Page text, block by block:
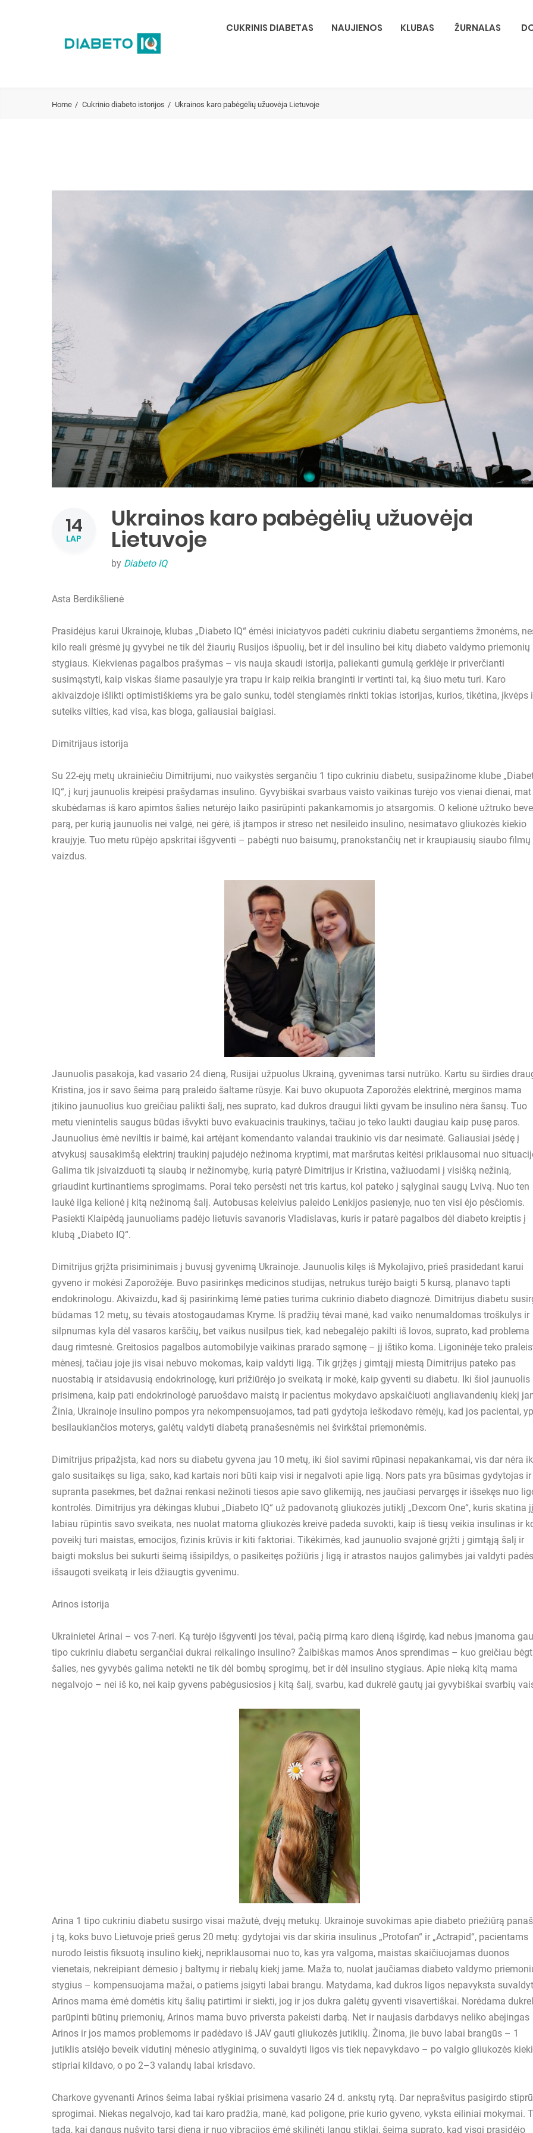
CUKRINIS DIABETAS NAUJIENOS KLUBAS ŽURNALAS
Home Cukrinio diabeto istorijos Ukrainos karo pabėgėlių užuovėja Lietuvoje
14
LAP
Ukrainos karo pabėgėlių užuovėja
Lietuvoje
by Diabeto IQ
Asta Berdikšlienė
Prasidėjus karui Ukrainoje, klubas „Diabeto IQ“ ėmėsi iniciatyvos padėti cukriniu diabetu sergantiems žmonėms,
kilo reali grėsmė jų gyvybei ne tik dėl žiaurių Rusijos išpuolių, bet ir dėl insulino bei kitų diabeto valdymo priemonių
stygiaus. Kiekvienas pagalbos prašymas – vis nauja skaudi istorija, paliekanti gumulą gerklėje ir priverčianti
susimąstyti, kaip viskas šiame pasaulyje yra trapu ir kaip reikia branginti ir vertinti tai, ką šiuo metu turi. Karo
akivaizdoje išlikti optimistiškiems yra be galo sunku, todėl stengiamės rinkti tokias istorijas, kurios, tikėtina, įkvėps
suteiks vilties, kad visa, kas bloga, galiausiai baigiasi.
Dimitrijaus istorija
Su 22-ejų metų ukrainiečiu Dimitrijumi, nuo vaikystės sergančiu 1 tipo cukriniu diabetu, susipažinome klube
IQ“, į kurį jaunuolis kreipėsi prašydamas insulino. Gyvybiškai svarbaus vaisto vaikinas turėjo vos vienai dienai, mat
skubėdamas iš karo apimtos šalies neturėjo laiko pasirūpinti pakankamomis jo atsargomis. O kelionė užtruko
parą, per kurią jaunuolis nei valgė, nei gėrė, iš įtampos ir streso net nesileido insulino, nesimatavo gliukozės kiekio
kraujyje. Tuo metu rūpėjo apskritai išgyventi – pabėgti nuo baisumų, pranokstančių net ir kraupiausių siaubo filmų
vaizdus.
Jaunuolis pasakoja, kad vasario 24 dieną, Rusijai užpuolus Ukrainą, gyvenimas tarsi nutrūko. Kartu su širdies
Kristina, jos ir savo šeima parą praleido šaltame rūsyje. Kai buvo okupuota Zaporožės elektrinė, merginos mama
įtikino jaunuolius kuo greičiau palikti šalį, nes suprato, kad dukros draugui likti gyvam be insulino nėra šansų. Tuo
metu vienintelis saugus būdas išvykti buvo evakuacinis traukinys, tačiau jo teko laukti daugiau kaip pusę paros.
Jaunuolius ėmė neviltis ir baimė, kai artėjant komendanto valandai traukinio vis dar nesimatė. Galiausiai įsėdę į
atvykusį sausakimšą elektrinį traukinį pajudėjo nežinoma kryptimi, mat maršrutas keitėsi priklausomai nuo
Galima tik įsivaizduoti tą siaubą ir nežinomybę, kurią patyrė Dimitrijus ir Kristina, važiuodami į visišką nežinią,
griaudint kurtinantiems sprogimams. Porai teko persėsti net tris kartus, kol pateko į sąlyginai saugų Lvivą. Nuo ten
laukė ilga kelionė į kitą nežinomą šalį. Autobusas keleivius paleido Lenkijos pasienyje, nuo ten visi ėjo pėsčiomis.
Pasiekti Klaipėdą jaunuoliams padėjo lietuvis savanoris Vladislavas, kuris ir patarė pagalbos dėl diabeto kreiptis į
klubą „Diabeto IQ“.
Dimitrijus grįžta prisiminimais į buvusį gyvenimą Ukrainoje. Jaunuolis kilęs iš Mykolajivo, prieš prasidedant karui
gyveno ir mokėsi Zaporožėje. Buvo pasirinkęs medicinos studijas, netrukus turėjo baigti 5 kursą, planavo tapti
endokrinologu. Akivaizdu, kad šį pasirinkimą lėmė paties turima cukrinio diabeto diagnozė. Dimitrijus diabetu
būdamas 12 metų, su tėvais atostogaudamas Kryme. Iš pradžių tėvai manė, kad vaiko nenumaldomas troškulys ir
silpnumas kyla dėl vasaros karščių, bet vaikus nusilpus tiek, kad nebegalėjo pakilti iš lovos, suprato, kad problema
daug rimtesnė. Greitosios pagalbos automobilyje vaikinas prarado sąmonę – jį ištiko koma. Ligoninėje teko
mėnesį, tačiau joje jis visai nebuvo mokomas, kaip valdyti ligą. Tik grįžęs į gimtąjį miestą Dimitrijus pateko pas
nuostabią ir atsidavusią endokrinologę, kuri prižiūrėjo jo sveikatą ir mokė, kaip gyventi su diabetu. Iki šiol jaunuolis
prisimena, kaip pati endokrinologė paruošdavo maistą ir pacientus mokydavo apskaičiuoti angliavandenių kiekį
Žinia, Ukrainoje insulino pompos yra nekompensuojamos, tad pati gydytoja ieškodavo rėmėjų, kad jos pacientai,
besilaukiančios moterys, galėtų valdyti diabetą pranašesnėmis nei švirkštai priemonėmis.
Dimitrijus pripažįsta, kad nors su diabetu gyvena jau 10 metų, iki šiol savimi rūpinasi nepakankamai, vis dar nėra
galo susitaikęs su liga, sako, kad kartais nori būti kaip visi ir negalvoti apie ligą. Nors pats yra būsimas gydytojas ir
supranta pasekmes, bet dažnai renkasi nežinoti tiesos apie savo glikemiją, nes jaučiasi pervargęs ir išsekęs nuo
kontrolės. Dimitrijus yra dėkingas klubui „Diabeto IQ“ už padovanotą gliukozės jutiklį „Dexcom One“, kuris skatina jį
labiau rūpintis savo sveikata, nes nuolat matoma gliukozės kreivė padeda suvokti, kaip iš tiesų veikia insulinas ir
poveikį turi maistas, emocijos, fizinis krūvis ir kiti faktoriai. Tikėkimės, kad jaunuolio svajonė grįžti į gimtąją šalį ir
baigti mokslus bei sukurti šeimą išsipildys, o pasikeitęs požiūris į ligą ir atrastos naujos galimybės jai valdyti padės
išsaugoti sveikatą ir leis džiaugtis gyvenimu.
Arinos istorija
Ukrainietei Arinai – vos 7-neri. Ką turėjo išgyventi jos tėvai, pačią pirmą karo dieną išgirdę, kad nebus įmanoma
tipo cukriniu diabetu sergančiai dukrai reikalingo insulino? Žaibiškas mamos Anos sprendimas – kuo greičiau
šalies, nes gyvybės galima netekti ne tik dėl bombų sprogimų, bet ir dėl insulino stygiaus. Apie nieką kitą mama
negalvojo – nei iš ko, nei kaip gyvens pabėgusiosios į kitą šalį, svarbu, kad dukrelė gautų jai gyvybiškai svarbių
Arina 1 tipo cukriniu diabetu susirgo visai mažutė, dvejų metukų. Ukrainoje suvokimas apie diabeto priežiūrą
į tą, koks buvo Lietuvoje prieš gerus 20 metų: gydytojai vis dar skiria insulinus „Protofan“ ir „Actrapid“, pacientams
nurodo leistis fiksuotą insulino kiekį, nepriklausomai nuo to, kas yra valgoma, maistas skaičiuojamas duonos
vienetais, nekreipiant dėmesio į baltymų ir riebalų kiekį jame. Maža to, nuolat jaučiamas diabeto valdymo
stygius – kompensuojama mažai, o patiems įsigyti labai brangu. Matydama, kad dukros ligos nepavyksta
Arinos mama ėmė domėtis kitų šalių patirtimi ir siekti, jog ir jos dukra galėtų gyventi visavertiškai. Norėdama
parūpinti būtinų priemonių, Arinos mama buvo priversta pakeisti darbą. Net ir naujasis darbdavys neliko abejingas
Arinos ir jos mamos problemoms ir padėdavo iš JAV gauti gliukozės jutiklių. Žinoma, jie buvo labai brangūs – 1
jutiklis atsiėjo beveik vidutinį mėnesio atlyginimą, o suvaldyti ligos vis tiek nepavykdavo – po valgio gliukozės
stipriai kildavo, o po 2–3 valandų labai krisdavo.
Charkove gyvenanti Arinos šeima labai ryškiai prisimena vasario 24 d. ankstų rytą. Dar neprašvitus pasigirdo
sprogimai. Niekas negalvojo, kad tai karo pradžia, manė, kad poligone, prie kurio gyveno, vyksta eiliniai mokymai.
tada, kai dangus nušvito tarsi dieną ir nuo vibracijos ėmė skilinėti langų stiklai, šeima suprato, kad visgi prasidėjo